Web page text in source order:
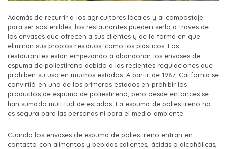
Además de recurrir a los agricultores locales y al compostaje
para ser sostenibles, los restaurantes pueden serlo a través de
los envases que ofrecen a sus clientes y de la forma en que
eliminan sus propios residuos, como los plásticos. Los
restaurantes están empezando a abandonar los envases de
espuma de poliestireno debido a las recientes regulaciones que
prohiben su uso en muchos estados. A partir de 1987, California se
convirtió en uno de los primeros estados en prohibir los
productos de espuma de poliestireno, pero desde entonces se
han sumado multitud de estados. La espuma de poliestireno no
es segura para las personas ni para el medio ambiente.
Cuando los envases de espuma de poliestireno entran en
contacto con alimentos y bebidas calientes, ácidas o alcohólicas,